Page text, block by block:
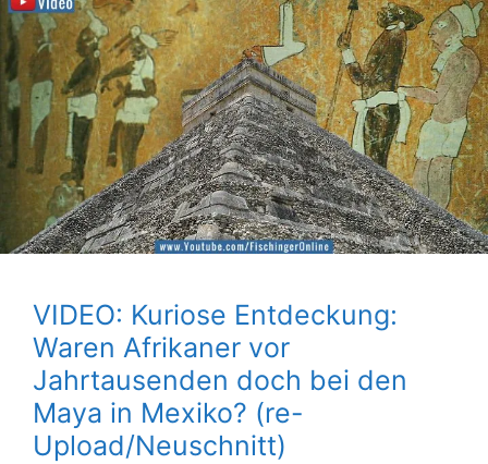
VIDEO: Kuriose Entdeckung:
Waren Afrikaner vor
Jahrtausenden doch bei den
Maya in Mexiko? (re-
Upload/Neuschnitt)